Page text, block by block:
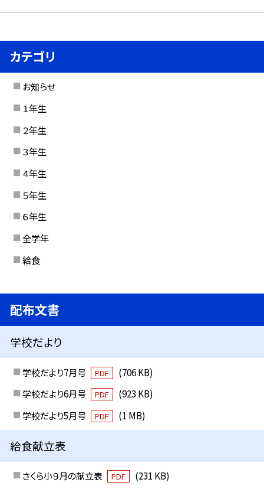
カテゴリ
お知らせ
１年生
２年生
３年生
４年生
５年生
６年生
全学年
給食
配布文書
学校だより
学校だより7月号 PDF
(706 KB)
学校だより6月号
PDF
(923 KB)
学校だより5月号
PDF (1 MB)
給食献立表
さくら小９月の献立表 PDF (231 KB)